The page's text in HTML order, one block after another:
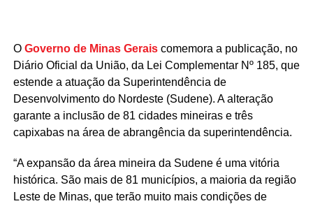
O Governo de Minas Geraiscomemora a publicação, no
Diário Oficial da União, da Lei Complementar Nº 185, que
estende a atuação da Superintendência de
Desenvolvimento do Nordeste (Sudene). A alteração
garante a inclusão de 81 cidades mineiras e três
capixabas na área de abrangência da superintendência.
“A expansão da área mineira da Sudene é uma vitória
histórica. São mais de 81 municípios, a maioria da região
Leste de Minas, que terão muito mais condições de